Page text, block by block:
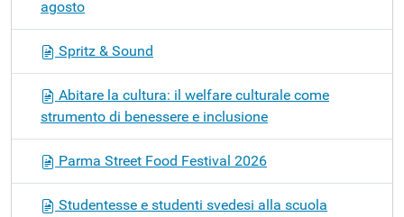
agosto
Spritz & Sound
Abitare la cultura: il welfare culturale come
strumento di benessere e inclusione
Parma Street Food Festival 2026
Studentesse e studenti svedesi alla scuola